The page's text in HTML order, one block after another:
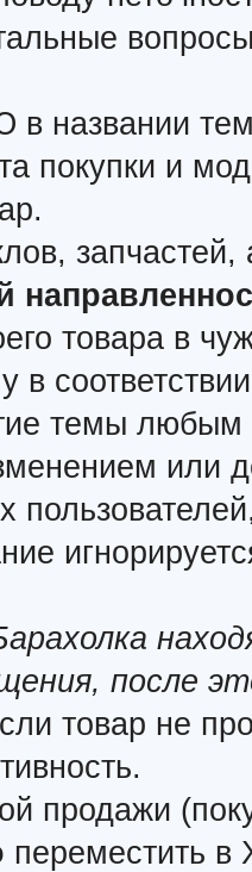
названии
покупки и
запчастей,
товара в
в
темы любым
или
после
товар не
продажи
переместить в